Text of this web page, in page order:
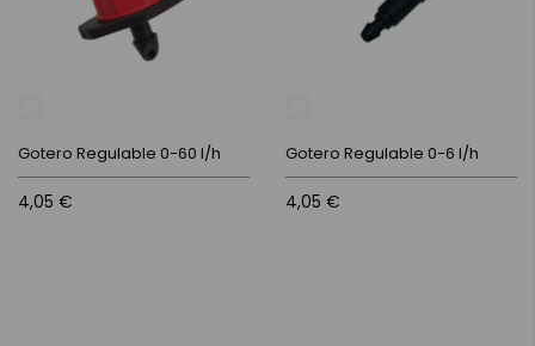
Gotero Regulable 0-60 l/h
4,05 €
Gotero Regulable 0-6 l/h
4,05 €